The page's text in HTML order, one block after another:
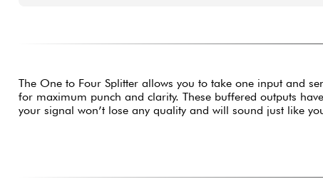
The One to Four Splitter allows you to take one input and
for maximum punch and clarity. These buffered outputs
your signal won’t lose any quality and will sound just like